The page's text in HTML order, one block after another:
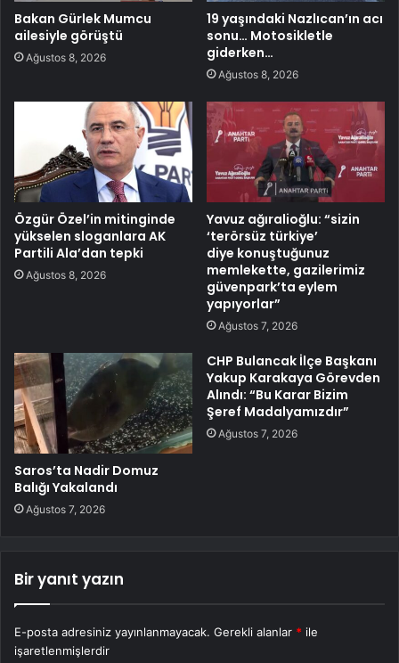
Bakan Gürlek Mumcu
ailesiyle görüştü
Ağustos 8, 2026
19 yaşındaki Nazlıcan’ın acı
sonu… Motosikletle
giderken…
Ağustos 8, 2026
Özgür Özel’in mitinginde
yükselen sloganlara AK
Partili Ala’dan tepki
Ağustos 8, 2026
Yavuz ağıralioğlu: “sizin
‘terörsüz türkiye’
diye konuştuğunuz
memlekette, gazilerimiz
güvenpark’ta eylem
yapıyorlar”
Ağustos 7, 2026
Saros’ta Nadir Domuz
Balığı Yakalandı
Ağustos 7, 2026
CHP Bulancak İlçe Başkanı
Yakup Karakaya Görevden
Alındı: “Bu Karar Bizim
Şeref Madalyamızdır”
Ağustos 7, 2026
Bir yanıt yazın
E-posta adresiniz yayınlanmayacak. Gerekli alanlar * ile
işaretlenmişlerdir